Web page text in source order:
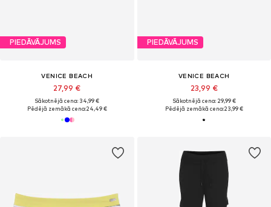
PIEDĀVĀJUMS
VENICE BEACH
27,99 €
Sākotnējā cena: 34,99 €
Pēdējā zemākā cena:24,49 €
PIEDĀVĀJUMS
VENICE BEACH
23,99 €
Sākotnējā cena: 29,99 €
Pēdējā zemākā cena:23,99 €